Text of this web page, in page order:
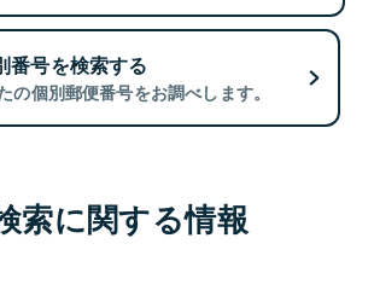
番号を検索する
の個別郵便番号をお調べします。
索に関する情報